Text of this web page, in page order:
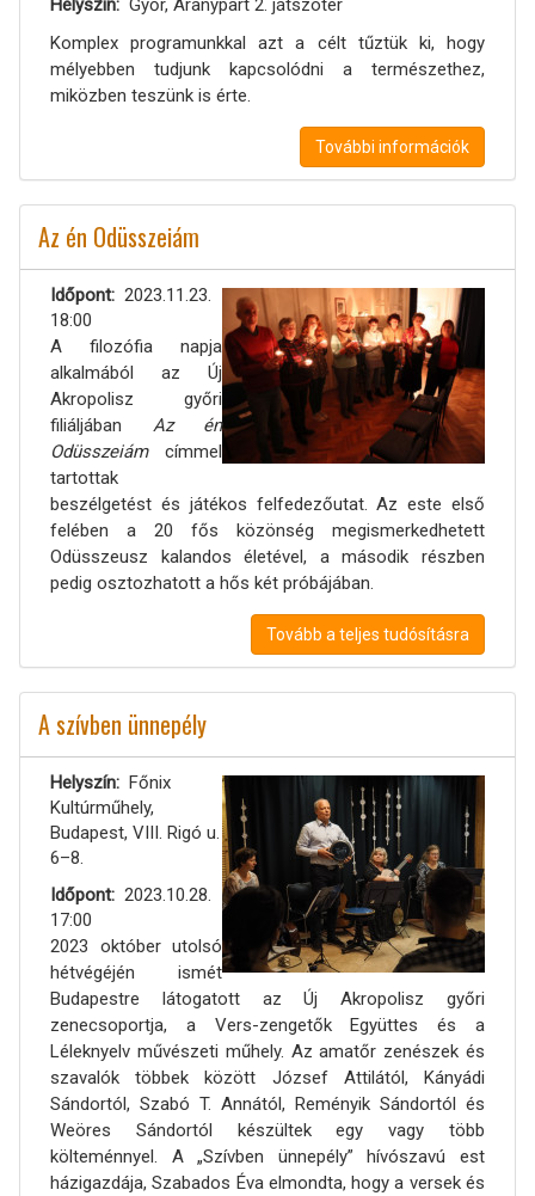
Helyszín
Győr, Aranypart 2. játszótér
Komplex programunkkal azt a célt tűztük ki, hogy
mélyebben tudjunk kapcsolódni a természethez,
miközben teszünk is érte.
További információk
Az én Odüsszeiám
Időpont
2023.11.23.
18:00
A filozófia napja
alkalmából az Új
Akropolisz győri
filiáljában Az én
Odüsszeiámcímmel
tartottak
beszélgetést és játékos felfedezőutat. Az este első
felében a 20 fős közönség megismerkedhetett
Odüsszeusz kalandos életével, a második részben
pedig osztozhatott a hős két próbájában.
Tovább a teljes tudósításra
A szívben ünnepély
Helyszín
Főnix
Kultúrműhely,
Budapest, VIII. Rigó u.
6–8.
Időpont
2023.10.28.
17:00
2023 október utolsó
hétvégéjén ismét
Budapestre látogatott az Új Akropolisz győri
zenecsoportja, a Vers-zengetők Együttes és a
Léleknyelv művészeti műhely. Az amatőr zenészek és
szavalók többek között József Attilától, Kányádi
Sándortól, Szabó T. Annától, Reményik Sándortól és
Weöres Sándortól készültek egy vagy több
költeménnyel. A „Szívben ünnepély” hívószavú est
házigazdája, Szabados Éva elmondta, hogy a versek és